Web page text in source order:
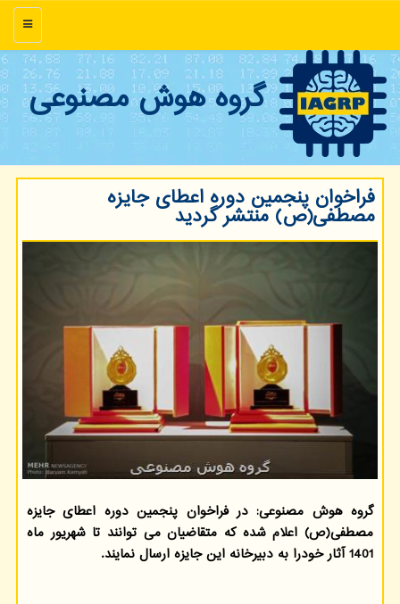
منو
گروه هوش مصنوعی
فراخوان پنجمین دوره اعطای جایزه
مصطفی(ص) منتشر گردید
گروه هوش مصنوعی: در فراخوان پنجمین دوره اعطای جایزه
مصطفی(ص) اعلام شده که متقاضیان می توانند تا شهریور ماه
1401 آثار خودرا به دبیرخانه این جایزه ارسال نمایند.